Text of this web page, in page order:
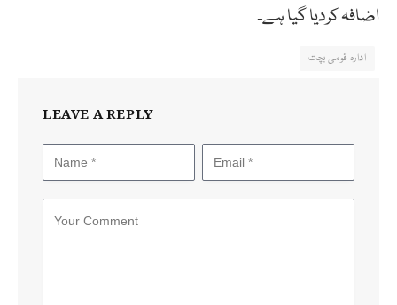
اضافہ کردیا گیا ہے۔
ادارہ قومی بچت
LEAVE A REPLY